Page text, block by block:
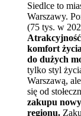
Siedlce to
Warszawy.
(75 tys. w
komfort
do dużych
tylko styl
Warszawą,
się od
zakupu
regionu.